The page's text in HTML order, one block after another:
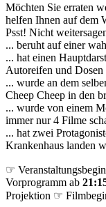
Möchten Sie erraten
helfen Ihnen auf dem
Psst! Nicht
... beruht auf einer
... hat einen
Autoreifen und Dosen
... wurde an dem
Cheep Cheep in den
... wurde von einem
immer nur 4 Filme
... hat zwei
Krankenhaus landen
☞
Vorprogramm ab
Projektion ☞